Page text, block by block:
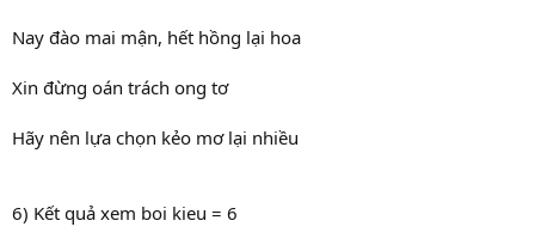
Nay đào mai mận, hết hồng lại hoa
Xin đừng oán trách ong tơ
Hãy nên lựa chọn kẻo mơ lại nhiều
6) Kết quả xem boi kieu = 6